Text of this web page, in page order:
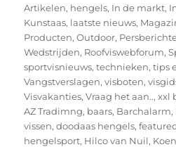
op
Artikelen, hengels, In de markt,
Kunstaas, laatste nieuws,
Producten,Outdoor,
Wedstrijden, Roofviswebforum,
sportvisnieuws,technieken,tips
Vangstverslagen,visboten,
Visvakanties,Vraag het aan..,xxl
AZ Tradimng, baars, Barchalarm,
vissen,doodaas hengels,
hengelsport, Hilco van Nuil,